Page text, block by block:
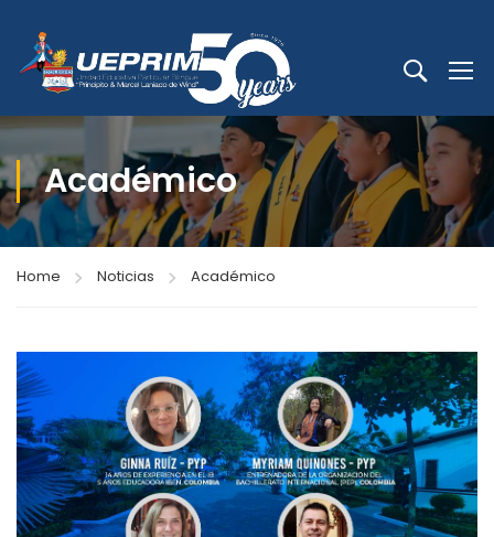
Académico
Home Noticias Académico